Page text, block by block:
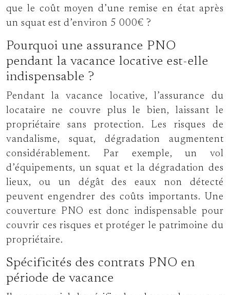
que le coût moyen d’une remise en état après
un squat est d’environ 5 000€ ?
Pourquoi une assurance PNO
pendant la vacance locative est-elle
indispensable ?
Pendant la vacance locative, l’assurance du
locataire ne couvre plus le bien, laissant le
propriétaire sans protection. Les risques de
vandalisme, squat, dégradation augmentent
considérablement. Par exemple, un vol
d’équipements, un squat et la dégradation des
lieux, ou un dégât des eaux non détecté
peuvent engendrer des coûts importants. Une
couverture PNO est donc indispensable pour
couvrir ces risques et protéger le patrimoine du
propriétaire.
Spécificités des contrats PNO en
période de vacance